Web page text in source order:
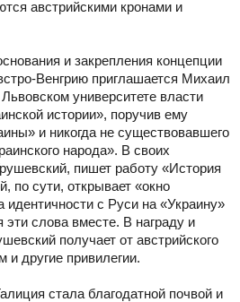
австрийскими кронами и
и закрепления концепции
Венгрию приглашается Михаил
университете власти
истории», поручив ему
и никогда не существовавшего
народа». В своих
пишет работу «История
по сути, открывает «окно
с Руси на «Украину»
эти слова вместе. В награду и
получает от австрийского
и другие привилегии.
стала благодатной почвой и